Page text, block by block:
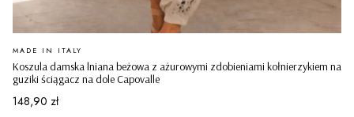
Koszula damska lniana beżowa z ażurowymi zdobieniami kołnierzykiem na
guziki ściągacz na dole Capovalle
PRODUCENT
MADE IN ITALY
Cena
148,90 zł